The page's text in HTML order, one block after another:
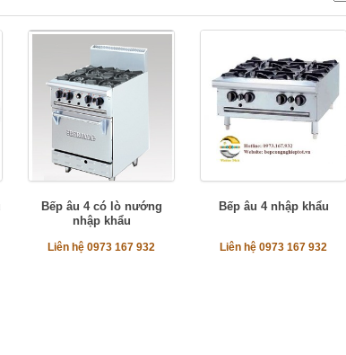
Bếp âu 4 có lò nướng
nhập khẩu
Liên hệ 0973 167 932
Bếp âu 4 nhập khẩu
Liên hệ 0973 167 932